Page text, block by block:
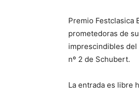
Premio Festclasica
prometedoras de
imprescindibles del
nº 2 de Schubert.
La entrada es libre